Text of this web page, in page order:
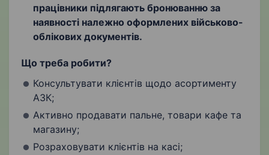
працівники підлягають бронюванню за
наявності належно оформлених військово-
облікових документів.
Що треба робити?
Консультувати клієнтів щодо асортименту
АЗК;
Активно продавати пальне, товари кафе та
магазину;
Розраховувати клієнтів на касі;